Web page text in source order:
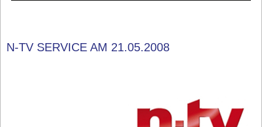
N-TV SERVICE AM 21.05.2008